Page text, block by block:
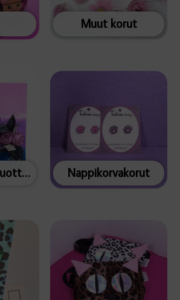
Muut korut
Muut sisustustuotteet Nappikorvakorut